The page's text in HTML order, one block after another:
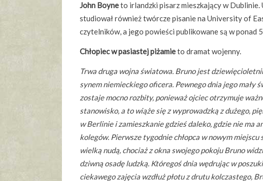
John Boyneto irlandzki pisarz mieszkający w
studiował również twórcze pisanie na University of
czytelników, a jego powieści publikowane są w ponad
Chłopiec w pasiastej piżamieto dramat wojenny.
Trwa druga wojna światowa. Bruno jest
synem niemieckiego oficera. Pewnego dnia jego mały
zostaje mocno rozbity, ponieważ ojciec otrzymuje
stanowisko, a to wiąże się z wyprowadzką z dużego,
w Berlinie i zamieszkanie gdzieś daleko, gdzie nie ma
kolegów. Pierwsze tygodnie chłopca w nowym miejscu
wielką nudą, chociaż z okna swojego pokoju Bruno
dziwną osadę ludzką. Któregoś dnia wędrując w
ciekawego zajęcia wzdłuż płotu z drutu kolczastego,